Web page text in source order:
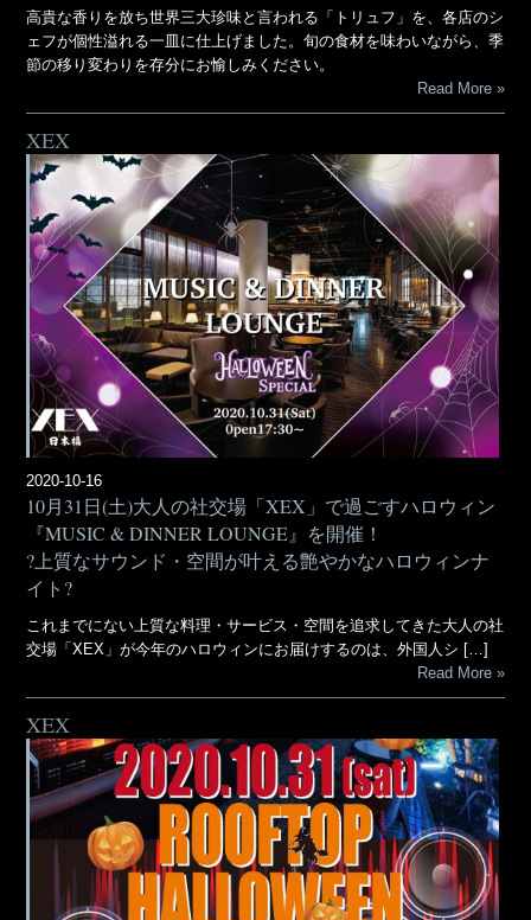
高貴な香りを放ち世界三大珍味と言われる「トリュフ」を、各店のシ
ェフが個性溢れる一皿に仕上げました。旬の食材を味わいながら、季
節の移り変わりを存分にお愉しみください。
Read More
XEX
2020-10-16
10月31日(土)大人の社交場「XEX」で過ごすハロウィン
『MUSIC & DINNER LOUNGE』を開催！
?上質なサウンド・空間が叶える艶やかなハロウィンナ
イト?
これまでにない上質な料理・サービス・空間を追求してきた大人の社
交場「XEX」が今年のハロウィンにお届けするのは、外国人シ […]
Read More
XEX